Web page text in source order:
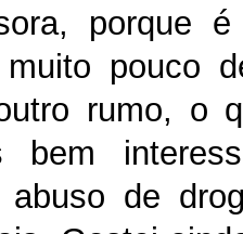
porque
pouco
rumo, o
bem
abuso de